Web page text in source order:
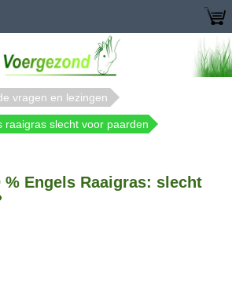
vragen en lezingen
raaigras slecht voor paarden
% Engels Raaigras: slecht